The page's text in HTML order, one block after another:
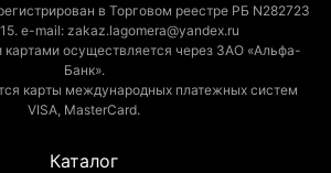
в Торговом реестре РБ N282723
e-mail: zakaz.lagomera@yandex.ru
картами осуществляется через ЗАО «Альфа-
Банк».
карты международных платежных систем
VISA, MasterCard.
Каталог